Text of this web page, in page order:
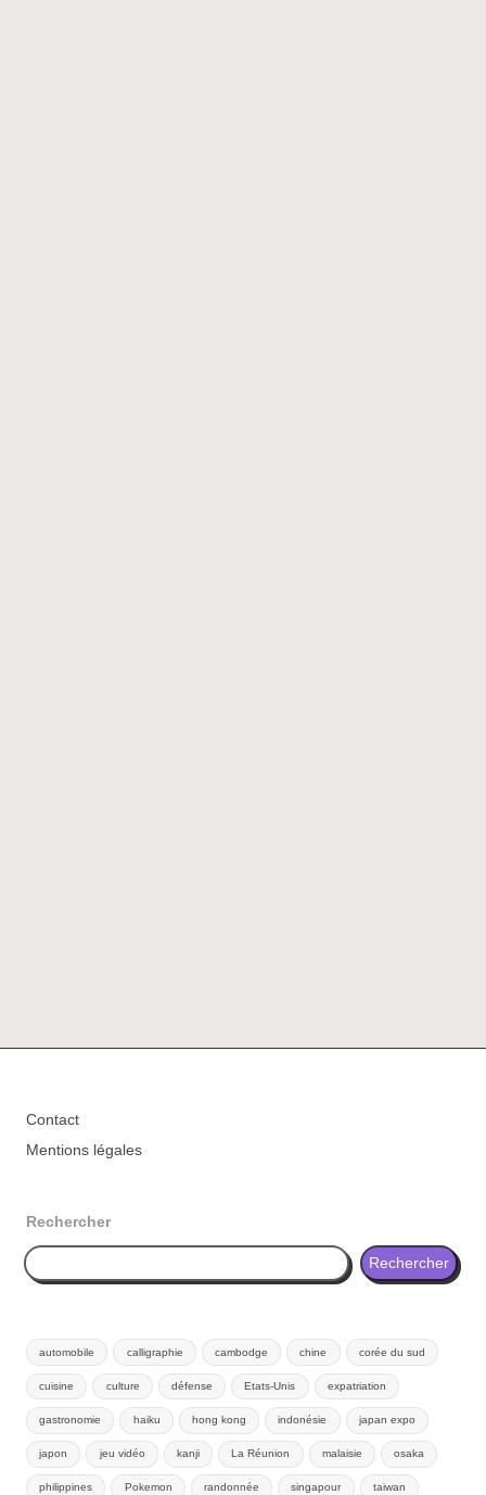
Contact
Mentions légales
Rechercher
Rechercher
automobile calligraphie cambodge chine corée du sud
cuisine culture défense Etats-Unis expatriation
gastronomie haiku hong kong indonésie japan expo
japon jeu vidéo kanji La Réunion malaisie osaka
philippines Pokemon randonnée singapour taiwan